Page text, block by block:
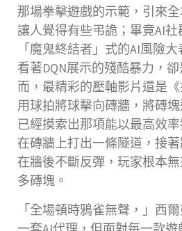
那場拳擊遊戲的示範，引來
讓人覺得有些弔詭；畢竟AI
「魔鬼終結者」式的AI風險
看著DQN展示的殘酷暴力，
而，最精彩的壓軸影片還是
用球拍將球擊向磚牆，將磚
已經摸索出那項能以最高效
在磚牆上打出一條隧道，接
在牆後不斷反彈，玩家根本
多磚塊。
「全場頓時鴉雀無聲，」西